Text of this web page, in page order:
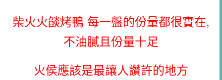
柴火火燄烤鴨 每一盤的份量都很實在,
不油膩且份量十足
火侯應該是最讓人讚許的地方